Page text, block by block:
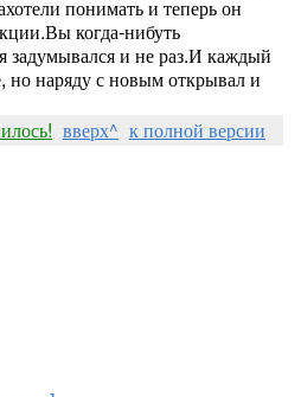
понимать и теперь он
когда-нибуть
задумывался и не раз.И каждый
но наряду с новым открывал и
вверх^ к полной версии